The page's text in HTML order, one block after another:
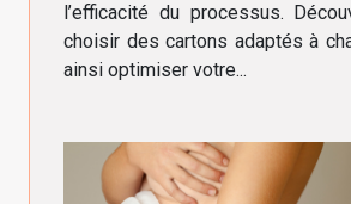
l’efficacité du processus.
choisir des cartons adaptés à
ainsi optimiser votre...